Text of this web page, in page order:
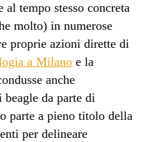
tempo stesso concreta
molto) in numerose
proprie azioni dirette di
a Milanoe la
anche
da parte di
parte a pieno titolo della
per delineare